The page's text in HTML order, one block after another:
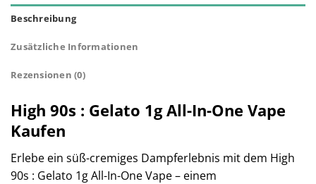
Beschreibung
Zusätzliche Informationen
Rezensionen (0)
High 90s : Gelato 1g All-In-One Vape
Kaufen
Erlebe ein süß-cremiges Dampferlebnis mit dem High
90s : Gelato 1g All-In-One Vape – einem